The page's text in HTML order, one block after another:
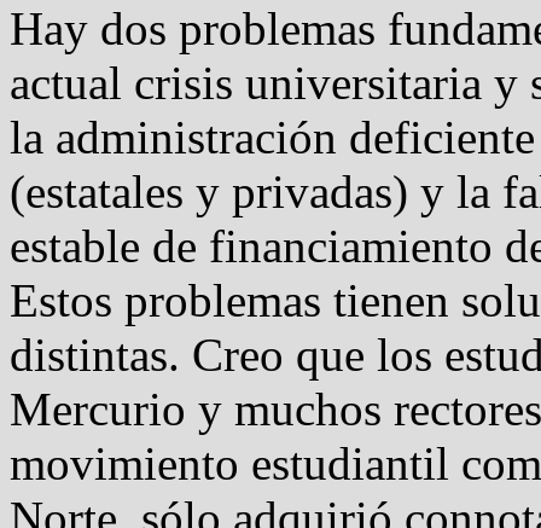
Hay dos problemas
actual crisis universitaria y
la administración
(estatales y privadas) y la
estable de financiamiento
Estos problemas tienen
distintas. Creo que los
Mercurio y muchos
movimiento estudiantil